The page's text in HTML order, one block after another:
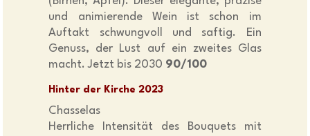
und animierende Wein ist schon im
Auftakt schwungvoll und saftig. Ein
Genuss, der Lust auf ein zweites Glas
macht. Jetzt bis 2030 90/100
Hinter der Kirche 2023
Chasselas
Herrliche Intensität des Bouquets mit